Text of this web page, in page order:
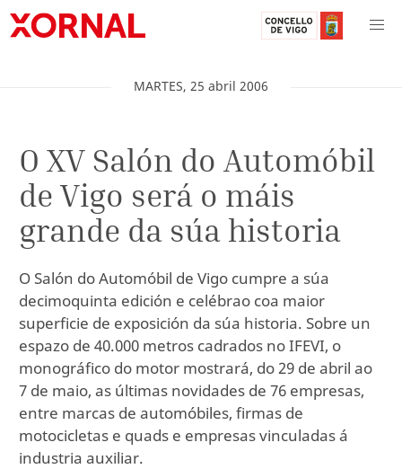
MARTES, 25 abril 2006
O XV Salón do Automóbil
de Vigo será o máis
grande da súa historia
O Salón do Automóbil de Vigo cumpre a súa
decimoquinta edición e celébrao coa maior
superficie de exposición da súa historia. Sobre un
espazo de 40.000 metros cadrados no IFEVI, o
monográfico do motor mostrará, do 29 de abril ao
7 de maio, as últimas novidades de 76 empresas,
entre marcas de automóbiles, firmas de
motocicletas e quads e empresas vinculadas á
industria auxiliar.